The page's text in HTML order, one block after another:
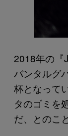
2018年の『
バンタルグ
杯となって
タのゴミを
だ、とのこ